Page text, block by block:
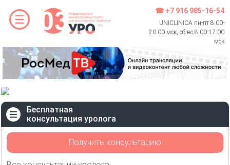
☎ +7 916 985-16-54
UNICLINICA пн-пт 8:00-
20:00 мск, сб-вс 8:00-17:00
мск
Бесплатная
консультация уролога
Получить консультацию